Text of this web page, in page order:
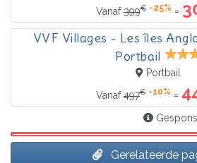
Vanaf399€ -25% =
VVF Villages - Les îles
Portbail
Portbail
Vanaf497€ -10% =
Gerelateerde